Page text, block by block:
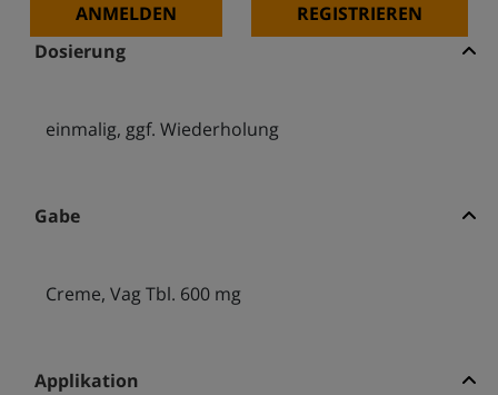
ANMELDEN REGISTRIEREN
Dosierung
einmalig, ggf. Wiederholung
Gabe
Creme, Vag Tbl. 600 mg
Applikation